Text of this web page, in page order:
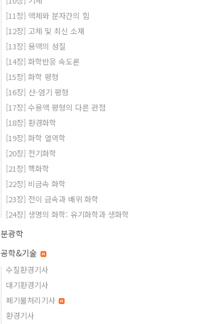
[11장] 액체와 분자간의 힘
[12장] 고체 및 최신 소재
[13장] 용액의 성질
[14장] 화학반응 속도론
[15장] 화학 평형
[16장] 산-염기 평형
[17장] 수용액 평형의 다른 관점
[18장] 환경화학
[19장] 화학 열역학
[20장] 전기화학
[21장] 핵화학
[22장] 비금속 화학
[23장] 전이 금속과 배위 화학
[24장] 생명의 화학: 유기화학과 생화학
분광학
공학&기술
수질환경기사
대기환경기사
폐기물처리기사
환경기사